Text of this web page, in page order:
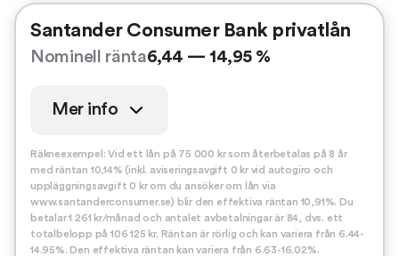
Santander Consumer Bank privatlån
Nominell ränta6,44 — 14,95 %
Mer info
Räkneexempel: Vid ett lån på 75 000 kr som återbetalas på 8 år
med räntan 10,14% (inkl. aviseringsavgift 0 kr vid autogiro och
uppläggningsavgift 0 kr om du ansöker om lån via
www.santanderconsumer.se) blir den effektiva räntan 10,91%. Du
betalar 1 261 kr/månad och antalet avbetalningar är 84, dvs. ett
totalbelopp på 106 125 kr. Räntan är rörlig och kan variera från 6.44-
14.95%. Den effektiva räntan kan variera från 6.63-16.02%.